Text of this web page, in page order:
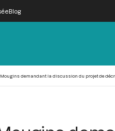
Blog
Mougins demandant la discussion du projet de